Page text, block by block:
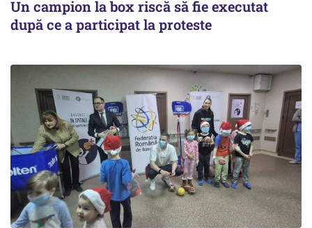
Un campion la box riscă să fie executat
după ce a participat la proteste